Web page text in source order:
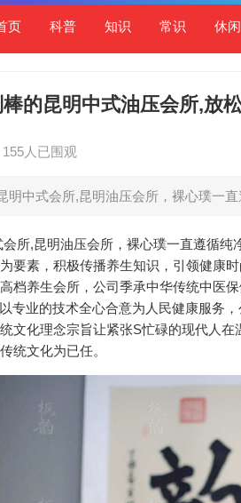
页 科普 知识 常识 休闲
的昆明中式油压会所,放
155人已围观
明中式会所,昆明油压会所，裸心璞一
所,昆明油压会所，裸心璞一直遵循
要素，积极传播养生知识，引领健康
档养生会所，公司季承中华传统中医
专业的技术全心合意为人民健康服务
文化理念宗旨让紧张S忙碌的现代人
统文化为已任。